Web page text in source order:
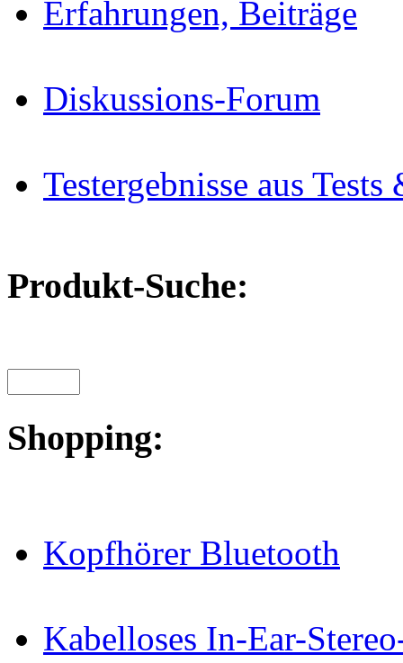
Erfahrungen, Beiträge
Diskussions-Forum
Testergebnisse aus
Produkt-Suche:
Shopping:
Kopfhörer Bluetooth
Kabelloses In-Ear-